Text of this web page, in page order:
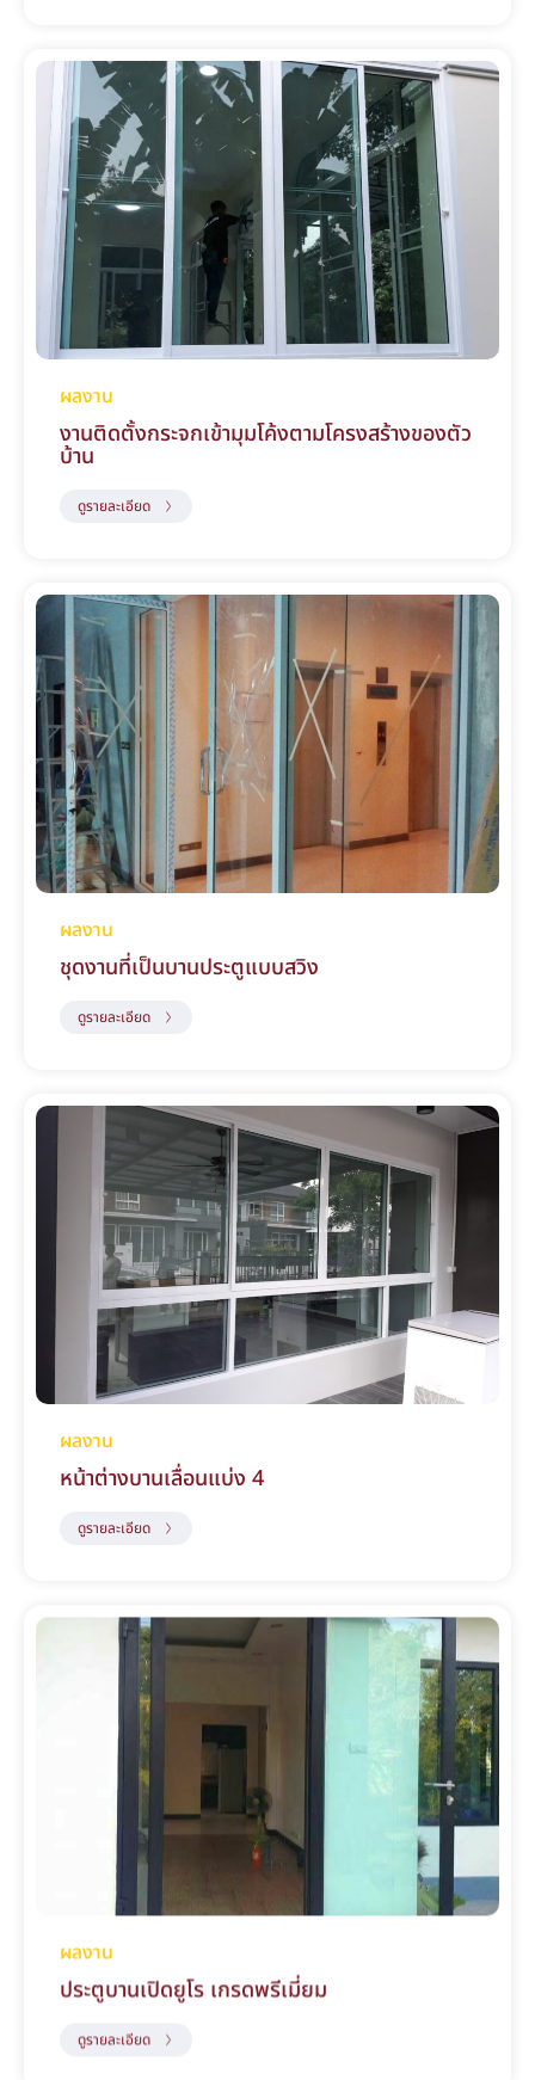
ผลงาน
งานติดตั้งกระจกเข้ามุมโค้งตามโครงสร้างของตัว
บ้าน
ดูรายละเอียด
ผลงาน
ชุดงานที่เป็นบานประตูแบบสวิง
ดูรายละเอียด
ผลงาน
หน้าต่างบานเลื่อนแบ่ง 4
ดูรายละเอียด
ผลงาน
ประตูบานเปิดยูโร เกรดพรีเมี่ยม
ดูรายละเอียด